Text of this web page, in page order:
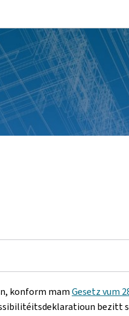
konform mamGesetz vum
bezitt